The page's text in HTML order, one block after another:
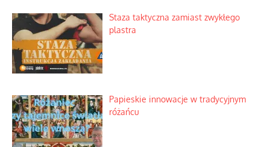
Staza taktyczna zamiast zwykłego
plastra
Papieskie innowacje w tradycyjnym
różańcu